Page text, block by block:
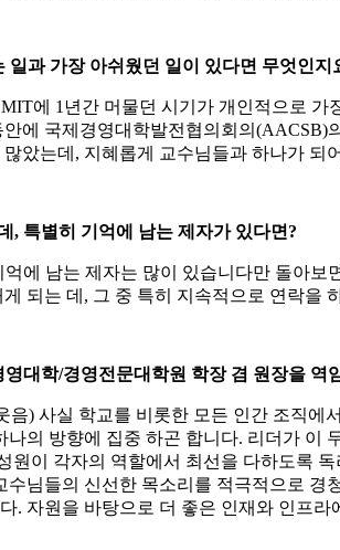
일과 가장 아쉬웠던 일이 있다면 무엇인지
에 1년간 머물던 시기가 개인적으로
에 국제경영대학발전협의회의
았는데, 지혜롭게 교수님들과 하나가
, 특별히 기억에 남는 제자가 있다면?
에 남는 제자는 많이 있습니다만 돌아
되는 데, 그 중 특히 지속적으로 연락을
대학/경영전문대학원 학장 겸 원장을
) 사실 학교를 비롯한 모든 인간 조직에
나의 방향에 집중 하곤 합니다. 리더가 이
원이 각자의 역할에서 최선을 다하도록
수님들의 신선한 목소리를 적극적으로
. 자원을 바탕으로 더 좋은 인재와 인프